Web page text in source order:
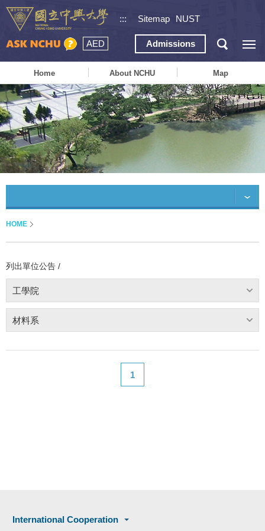
::: Sitemap NUST
AED Admissions
Home About NCHU Map
HOME
列出單位公告 /
工學院
材料系
1
International Cooperation